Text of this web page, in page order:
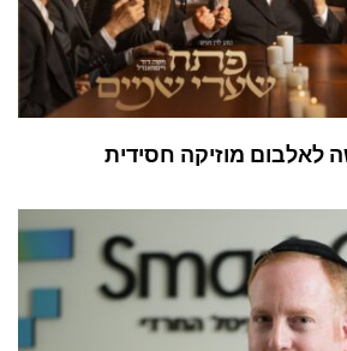
לאלבום מוזיקה חסידית